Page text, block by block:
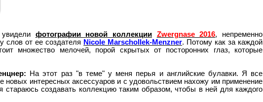
фотографии новой коллекции Zwergnase 2016, непременно
слов от ее создателя Nicole Marschollek-Menzner. Потому как за каждой
множество мелочей, порой скрытых от посторонних глаз, которые
На этот раз "в теме" у меня перья и английские булавки. Я все
новых интересных аксессуаров и с удовольствием нахожу им применение
создавать коллекцию таким образом, чтобы в ней для каждого